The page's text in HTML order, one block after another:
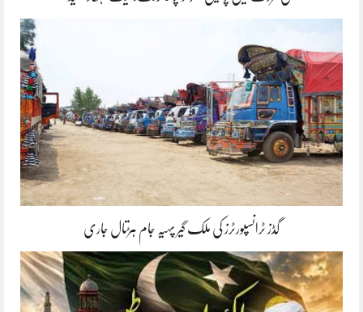
گڈز ٹرانسپورٹرز کی ملک گیر پہیہ جام ہڑتال جاری